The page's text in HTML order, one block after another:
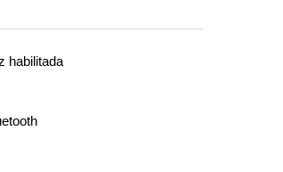
habilitada